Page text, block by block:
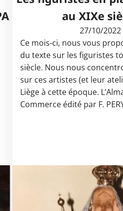
au XIXe
27/10/2022
Ce mois-ci, nous vous
du texte sur les figuristes
siècle. Nous nous
sur ces artistes (et leur
Liège à cette époque.
Commerce édité par F.